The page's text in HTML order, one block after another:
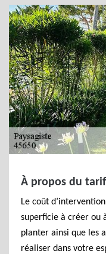
À propos du
Le coût
superficie à créer ou
planter ainsi que les
réaliser dans votre